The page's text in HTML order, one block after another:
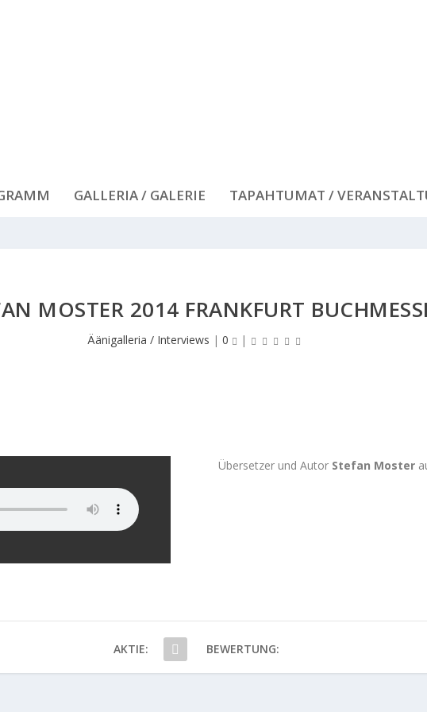
GALLERIA / GALERIE TAPAHTUMAT /
MOSTER 2014 FRANKFURT
Äänigalleria / Interviews | 0 |
Übersetzer und Autor Stefan Moster
AKTIE: BEWERTUNG: